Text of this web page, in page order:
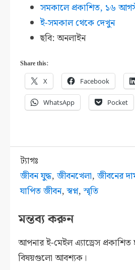
সমকালে প্রকাশিত, ১৬
ই-সমকাল থেকে দেখুন
ছবি: অনলাইন
Share this:
X Facebook
WhatsApp Pocket
ট্যাগঃ
জীবন যুদ্ধ,জীবনখেলা,জীবনের
যাপিত জীবন,স্বপ্ন,স্মৃতি
মন্তব্য করুন
আপনার ই-মেইল এ্যাড্রেস প্রকাশিত
বিষয়গুলো আবশ্যক।